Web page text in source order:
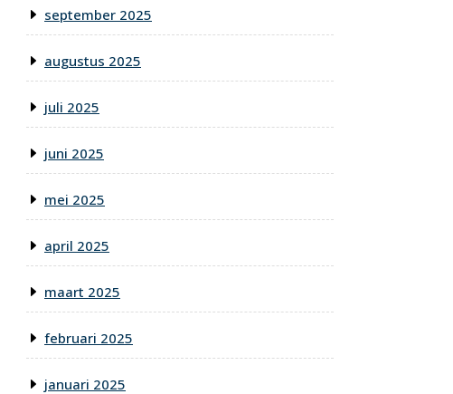
september 2025
augustus 2025
juli 2025
juni 2025
mei 2025
april 2025
maart 2025
februari 2025
januari 2025